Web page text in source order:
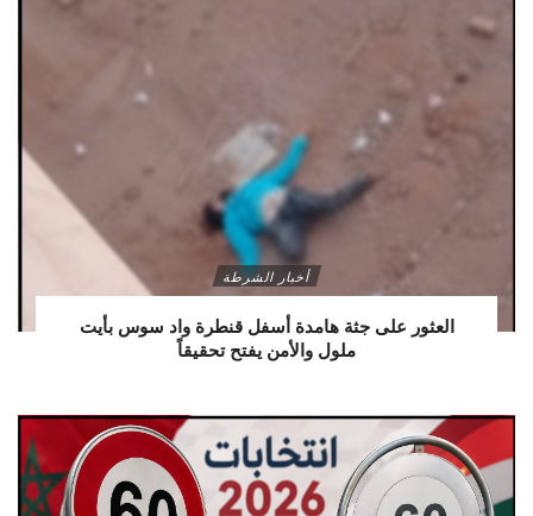
أخبار الشرطة
العثور على جثة هامدة أسفل قنطرة واد سوس بأيت
ملول والأمن يفتح تحقيقاً